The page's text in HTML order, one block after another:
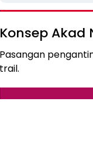
Konsep Akad
Pasangan
trail.